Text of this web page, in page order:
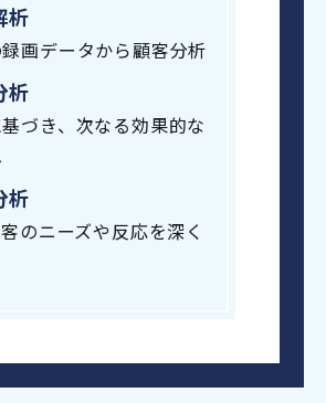
析
画データから顧客分析
析
づき、次なる効果的な
析
のニーズや反応を深く